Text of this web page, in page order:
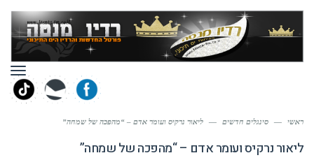
ראשי — סינגלים חדשים — ליאור נרקיס ועומר אדם – “מהפכה של שמחה”
ליאור נרקיס ועומר אדם – “מהפכה של שמחה”